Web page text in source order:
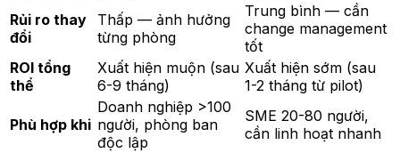
Rủi ro thay
đổi
Thấp — ảnh hưởng
từng phòng
Trung bình — cần
change management
tốt
ROI tổng
thể
Xuất hiện muộn (sau
6-9 tháng)
Xuất hiện sớm (sau
1-2 tháng từ pilot)
Phù hợp khi
Doanh nghiệp >100
người, phòng ban
độc lập
SME 20-80 người,
cần linh hoạt nhanh